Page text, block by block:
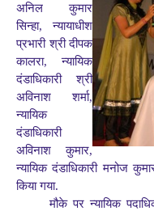
अनिल कुमार
सिन्हा, न्यायाधीश
प्रभारी श्री दीपक
कालरा, न्यायिक
दंडाधिकारी श्री
अविनाश शर्मा,
न्यायिक
दंडाधिकारी
अविनाश कुमार,
न्यायिक दंडाधिकारी मनोज
किया गया.
मौके पर न्यायिक